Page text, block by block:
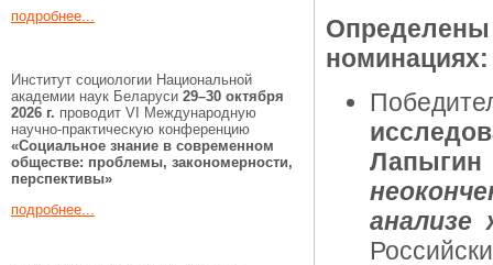
подробнее...
Институт социологии Национальной
академии наук Беларуси 29–30 октября
2026 г. проводит VI Международную
научно-практическую конференцию
«Социальное знание в современном
обществе: проблемы, закономерности,
перспективы»
подробнее...
номинациях:
анализе